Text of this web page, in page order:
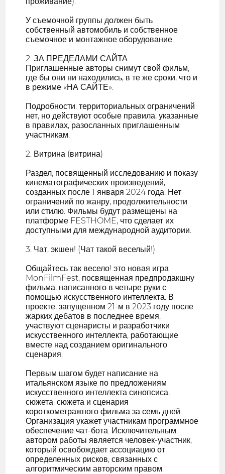
У съемочной группы должен быть
собственный автомобиль и собственное
съемочное и монтажное оборудование.
2. ЗА ПРЕДЕЛАМИ САЙТА
Приглашенные авторы снимут свой фильм,
где бы они ни находились, в те же сроки, что и
в режиме «НА САЙТЕ».
Подробности: территориальных ограничений
нет, но действуют особые правила, указанные
в правилах, разосланных приглашенным
участникам.
2. Витрина (витрина)
Раздел, посвященный исследованию и показу
кинематографических произведений,
созданных после 1 января 2024 года. Нет
ограничений по жанру, продолжительности
или стилю. Фильмы будут размещены на
платформе FESTHOME, что сделает их
доступными для международной аудитории.
3. Чат, экшен! (Чат такой веселый!)
Общайтесь так весело! это новая игра
MonFilmFest, посвященная предпродакшну
фильма, написанного в четыре руки с
помощью искусственного интеллекта. В
проекте, запущенном 21-м в 2023 году после
жарких дебатов в последнее время,
участвуют сценаристы и разработчики
искусственного интеллекта, работающие
вместе над созданием оригинального
сценария.
Первым шагом будет написание на
итальянском языке по предложениям
искусственного интеллекта синопсиса,
сюжета, сюжета и сценария
короткометражного фильма за семь дней.
Организация укажет участникам программное
обеспечение чат-бота. Исключительным
автором работы является человек-участник,
который освобождает ассоциацию от
определенных рисков, связанных с
алгоритмическим авторским правом.